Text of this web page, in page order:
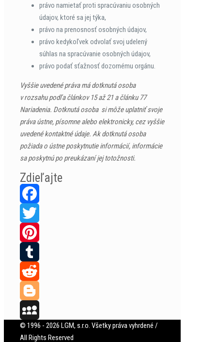
právo namietať proti spracúvaniu osobných
údajov, ktoré sa jej týka,
právo na prenosnosť osobných údajov,
právo kedykoľvek odvolať svoj udelený
súhlas na spracúvanie osobných údajov,
právo podať sťažnosť dozornému orgánu.
Vyššie uvedené práva má dotknutá osoba
v rozsahu podľa článkov 15 až 21 a článku 77
Nariadenia. Dotknutá osoba si môže uplatniť svoje
práva ústne, písomne alebo elektronicky, cez vyššie
uvedené kontaktné údaje. Ak dotknutá osoba
požiada o ústne poskytnutie informácií, informácie
sa poskytnú po preukázaní jej totožnosti.
Zdieľajte
Facebook
Twitter
Pinterest
Tumblr
Reddit
Blogger
MySpace
© 1996 - 2026 LGM, s.r.o. Všetky práva vyhrdené /
All Rights Reserved